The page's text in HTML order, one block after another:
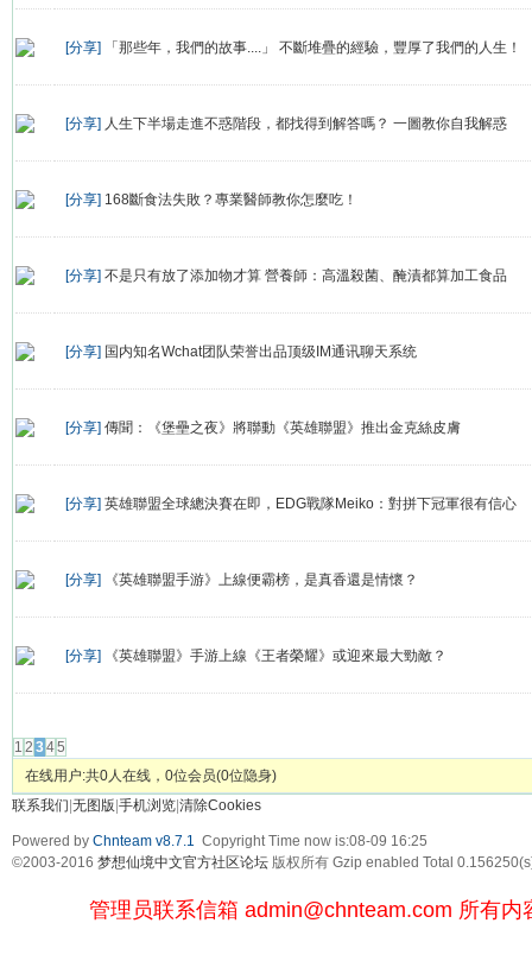
[分享] 「那些年，我們的故事....」 不斷堆疊的經驗，豐厚了我們的人生！
[分享] 人生下半場走進不惑階段，都找得到解答嗎？ 一圖教你自我解惑
[分享] 168斷食法失敗？專業醫師教你怎麼吃！
[分享] 不是只有放了添加物才算 營養師：高溫殺菌、醃漬都算加工食品
[分享] 国内知名Wchat团队荣誉出品顶级IM通讯聊天系统
[分享] 傳聞：《堡壘之夜》將聯動《英雄聯盟》推出金克絲皮膚
[分享] 英雄聯盟全球總決賽在即，EDG戰隊Meiko：對拼下冠軍很有信心
[分享] 《英雄聯盟手游》上線便霸榜，是真香還是情懷？
[分享] 《英雄聯盟》手游上線《王者榮耀》或迎來最大勁敵？
1 2 345
在线用户:共0人在线，0位会员(0位隐身)
联系我们|无图版|手机浏览|清除Cookies
Powered by Chnteam v8.7.1 Copyright Time now is:08-09 16:25
©2003-2016 梦想仙境中文官方社区论坛 版权所有 Gzip enabled Total
管理员联系信箱 admin@chnteam.com 所有内